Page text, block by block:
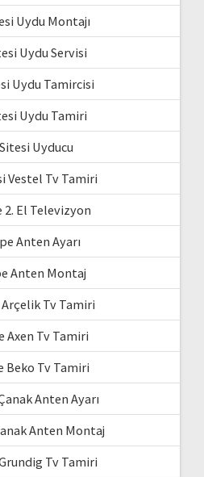
Uydu Montajı
Uydu Servisi
Uydu Tamircisi
Uydu Tamiri
Uyducu
Vestel Tv Tamiri
2. El Televizyon
Anten Ayarı
Anten Montaj
Tv Tamiri
Axen Tv Tamiri
Beko Tv Tamiri
Anten Ayarı
Anten Montaj
Tv Tamiri